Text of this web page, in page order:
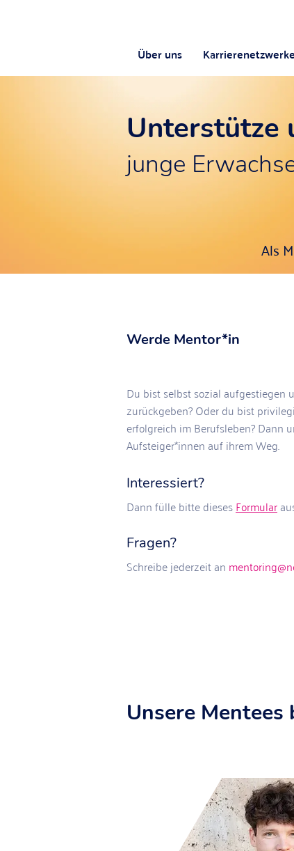
Über uns Karrierenetzwerke
Als
Unterstütze
junge
Werde Mentor*in
Du bist selbst sozial aufgestiegen
zurückgeben? Oder du bist
erfolgreich im Berufsleben? Dann
Aufsteiger*innen auf ihrem Weg.
Interessiert?
Dann fülle bitte diesesFormular
Fragen?
Schreibe jederzeit an
Unsere Mentees